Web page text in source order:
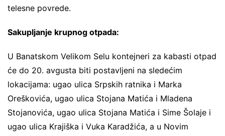
telesne povrede.
Sakupljanje krupnog otpada:
U Banatskom Velikom Selu kontejneri za kabasti otpad
će do 20. avgusta biti postavljeni na sledećim
lokacijama: ugao ulica Srpskih ratnika i Marka
Oreškovića, ugao ulica Stojana Matića i Mladena
Stojanovića, ugao ulica Stojana Matića i Sime Šolaje i
ugao ulica Krajiška i Vuka Karadžića, a u Novim